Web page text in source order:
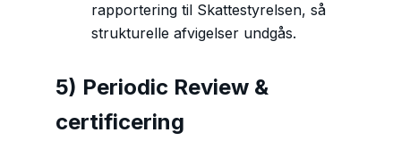
rapportering til Skattestyrelsen, så
strukturelle afvigelser undgås.
5) Periodic Review &
certificering